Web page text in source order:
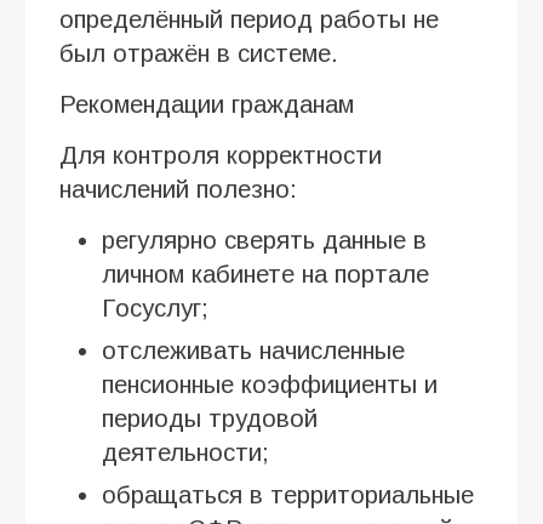
определённый период работы не
был отражён в системе.
Рекомендации гражданам
Для контроля корректности
начислений полезно:
регулярно сверять данные в
личном кабинете на портале
Госуслуг;
отслеживать начисленные
пенсионные коэффициенты и
периоды трудовой
деятельности;
обращаться в территориальные